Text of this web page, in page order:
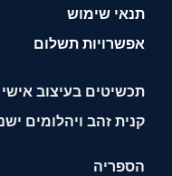
תנאי שימוש
אפשרויות תשלום
תכשיטים בעיצוב אישי
קנית זהב ויהלומים
הספריה